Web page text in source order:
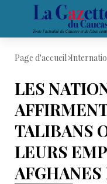
Page d'accueil
LES
TALIBANS
LEURS